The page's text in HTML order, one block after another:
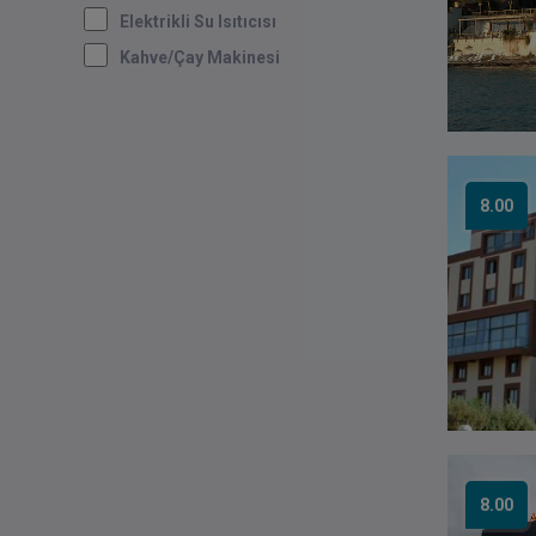
Elektrikli Su Isıtıcısı
Kahve/çay Makinesi
8.00
8.00